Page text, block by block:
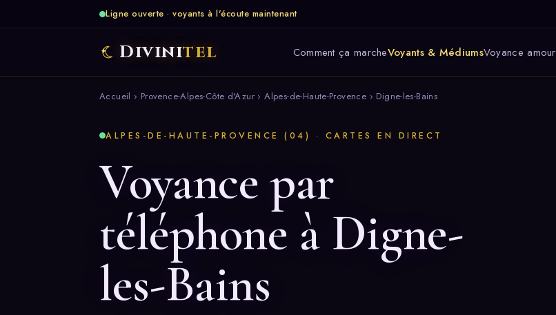
Ligne ouverte · voyants à l'écoute maintenant
Divinitel Comment ça marcheVoyants & MédiumsVoyance amour
Accueil › Provence-Alpes-Côte d'Azur ›Alpes-de-Haute-Provence › Digne-les-Bains
ALPES-DE-HAUTE-PROVENCE (04) · CARTES EN DIRECT
Voyance par
téléphone à Digne-
les-Bains